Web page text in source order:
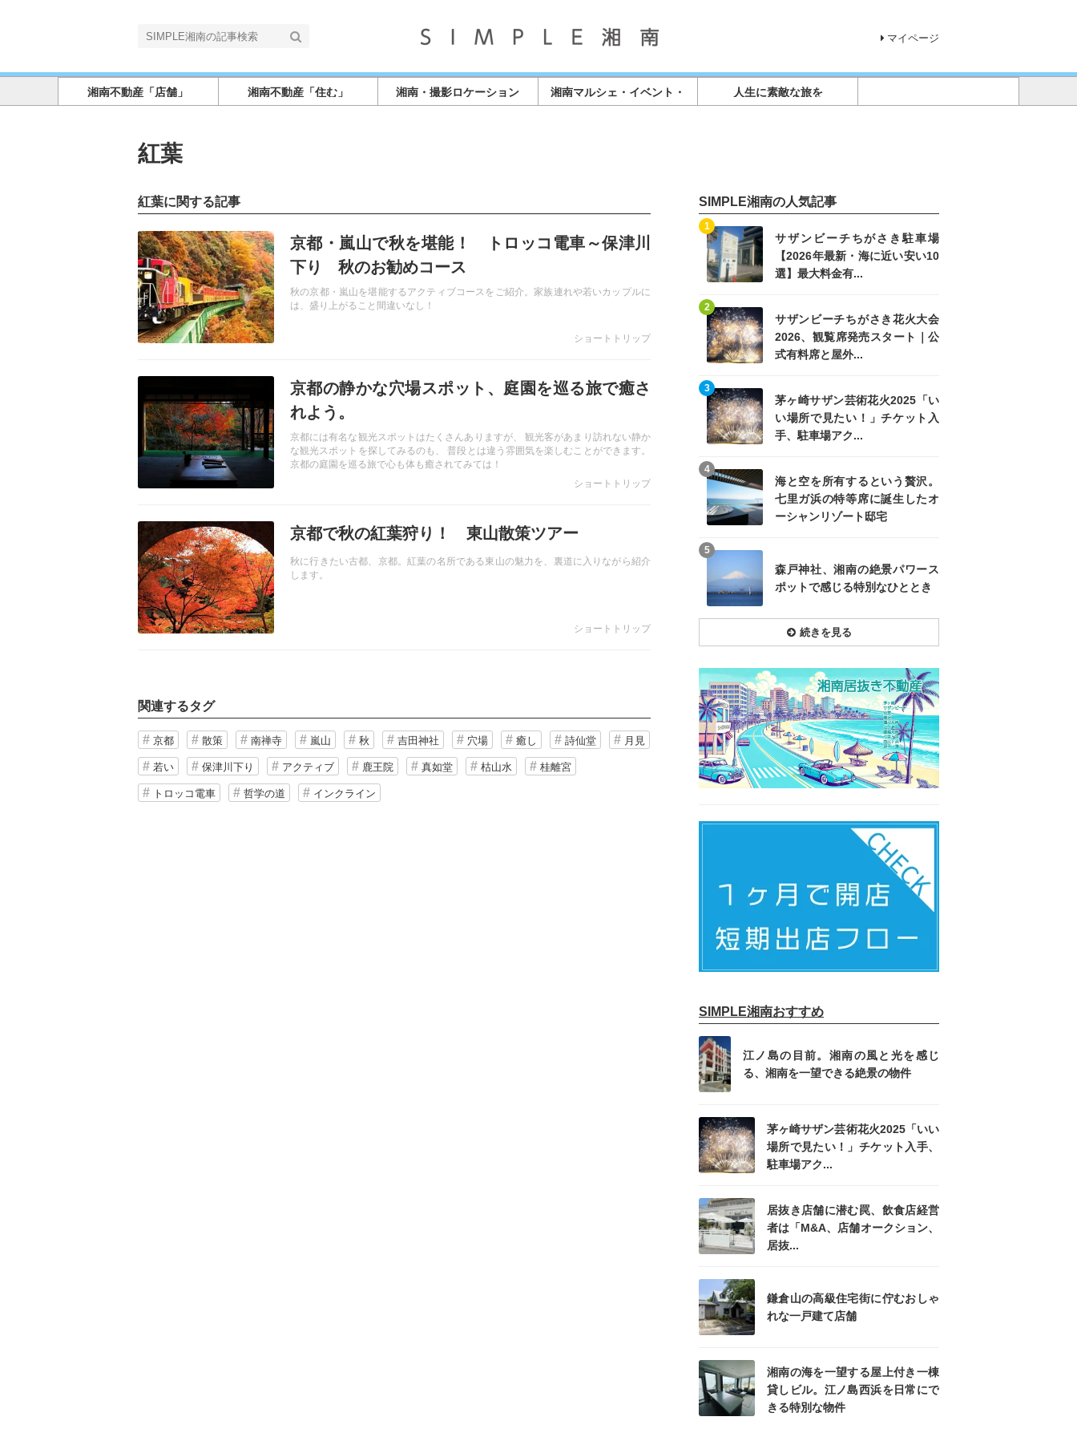
マイページ
湘南不動産「店舗」 湘南不動産「住む」 湘南・撮影ロケーション
湘南マルシェ・イベント・
店舗情報
人生に素敵な旅を
紅葉
紅葉に関する記事
京都・嵐山で秋を堪能！ トロッコ電車～保津川
下り 秋のお勧めコース
秋の京都・嵐山を堪能するアクティブコースをご紹介。家族連れや若いカップルに
は、盛り上がること間違いなし！
ショートトリップ
京都の静かな穴場スポット、庭園を巡る旅で癒さ
れよう。
京都には有名な観光スポットはたくさんありますが、 観光客があまり訪れない静か
な観光スポットを探してみるのも、 普段とは違う雰囲気を楽しむことができます。
京都の庭園を巡る旅で心も体も癒されてみては！
ショートトリップ
京都で秋の紅葉狩り！ 東山散策ツアー
秋に行きたい古都、京都。紅葉の名所である東山の魅力を、裏道に入りながら紹介
します。
ショートトリップ
関連するタグ
京都 散策 南禅寺 嵐山 秋 吉田神社 穴場 癒し 詩仙堂 月見
若い 保津川下り アクティブ 鹿王院 真如堂 枯山水 桂離宮
トロッコ電車 哲学の道 インクライン
SIMPLE湘南の人気記事
サザンビーチちがさき駐車場
【2026年最新・海に近い安い10
選】最大料金有...
1
サザンビーチちがさき花火大会
2026、観覧席発売スタート｜公
式有料席と屋外...
2
茅ヶ崎サザン芸術花火2025「い
い場所で見たい！」チケット入
手、駐車場アク...
3
記事を読む
海と空を所有するという贅沢。
七里ガ浜の特等席に誕生したオ
ーシャンリゾート邸宅
4
森戸神社、湘南の絶景パワース
ポットで感じる特別なひととき
5
続きを見る
SIMPLE湘南おすすめ
江ノ島の目前。湘南の風と光を感じ
る、湘南を一望できる絶景の物件
茅ヶ崎サザン芸術花火2025「いい
場所で見たい！」チケット入手、
駐車場アク...
居抜き店舗に潜む罠、飲食店経営
者は「M&A、店舗オークション、
居抜...
鎌倉山の高級住宅街に佇むおしゃ
れな一戸建て店舗
湘南の海を一望する屋上付き一棟
貸しビル。江ノ島西浜を日常にで
きる特別な物件